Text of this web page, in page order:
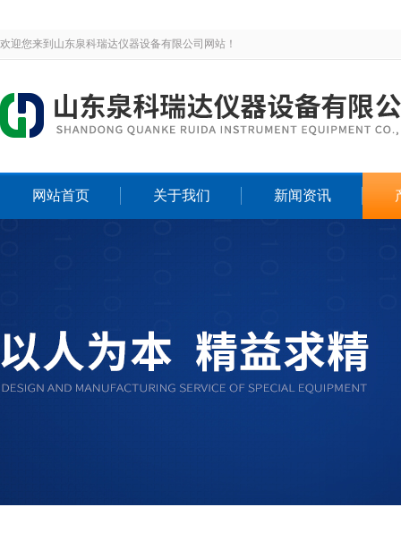
欢迎您来到山东泉科瑞达仪器设备有限公司网站！
网站首页 关于我们 新闻资讯